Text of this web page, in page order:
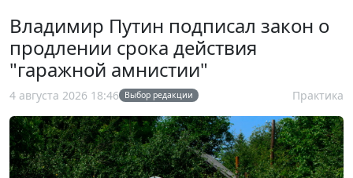
Владимир Путин подписал закон о
продлении срока действия
"гаражной амнистии"
4 августа 2026 18:46 Выбор редакции Практика